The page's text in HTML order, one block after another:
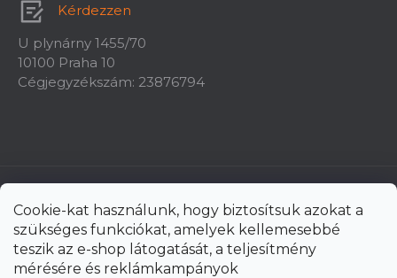
Cookie-kat használunk, hogy biztosítsuk azokat a
szükséges funkciókat, amelyek kellemesebbé
teszik az e-shop látogatását, a teljesítmény
mérésére és reklámkampányok
Kérdezzen
U plynárny 1455/70
10100 Praha 10
Cégjegyzékszám: 23876794